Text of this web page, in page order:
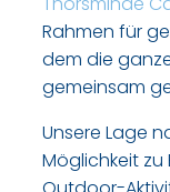
Rahmen für
dem die
gemeinsam
Unsere Lage
Möglichkeit zu